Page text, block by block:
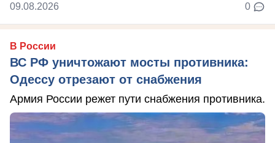
09.08.2026 0
В России
ВС РФ уничтожают мосты противника:
Одессу отрезают от снабжения
Армия России режет пути снабжения противника.